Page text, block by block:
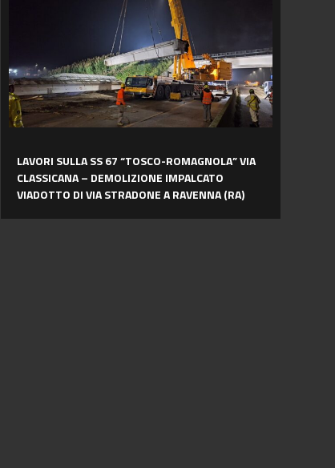
ROMAGNOLA”
VIA
CLASSICANA
DEMOLIZIONE
VIADOTTO
VIA
STRADONE
LAVORI SULLA SS 67 “TOSCO-ROMAGNOLA” VIA
CLASSICANA – DEMOLIZIONE IMPALCATO
VIADOTTO DI VIA STRADONE A RAVENNA (RA)